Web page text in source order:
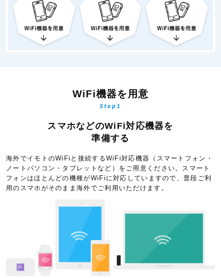
WiFi機器を用意
Step1
スマホなどのWiFi対応機器を
準備する
海外でイモトのWiFiと接続するWiFi対応機器（スマートフォン・
ノートパソコン・タブレットなど）をご用意ください。スマート
フォンはほとんどの機種がWiFiに対応していますので、普段ご利
用のスマホがそのまま海外でご利用いただけます。